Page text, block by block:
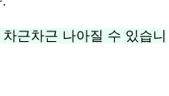
근차근 나아질 수 있습니